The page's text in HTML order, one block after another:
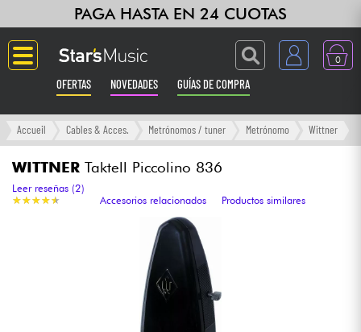
PAGA HASTA EN 24 CUOTAS
0
OFERTAS NOVEDADES GUÍAS DE COMPRA
Langue
Guitarras & Bajos
Ampli & Efectos
Sintetizadores & samplers
Accueil Cables & Acces. Metrónomos / tuner Metrónomo Wittner
WITTNER Taktell Piccolino 836
★★★★★
★★★★★
Leer reseñas (2)
Accesorios relacionados
Productos similares